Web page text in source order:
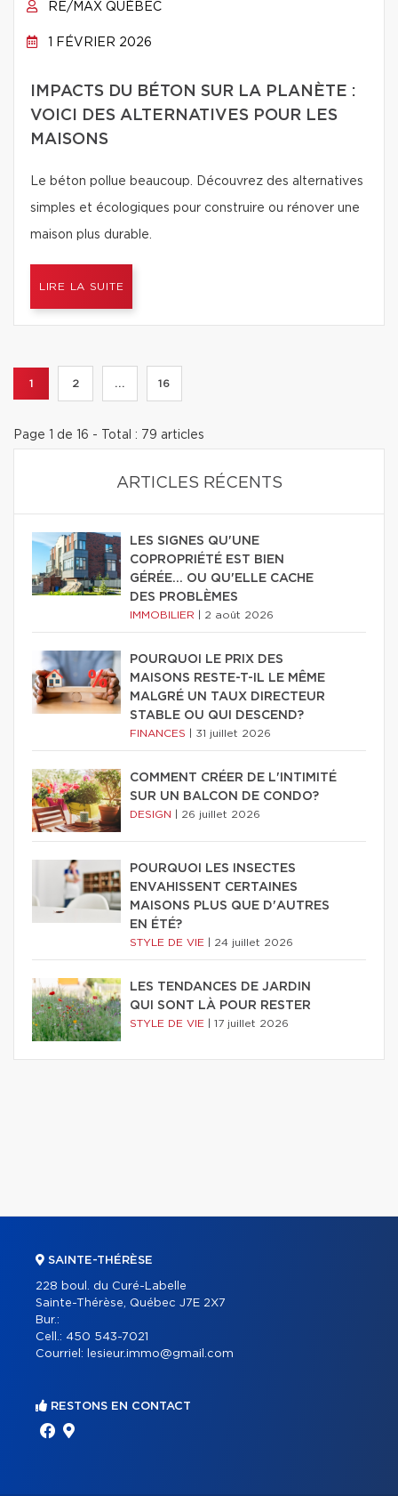
RE/MAX QUÉBEC
1 FÉVRIER 2026
IMPACTS DU BÉTON SUR LA PLANÈTE :
VOICI DES ALTERNATIVES POUR LES
MAISONS
Le béton pollue beaucoup. Découvrez des alternatives
simples et écologiques pour construire ou rénover une
maison plus durable.
LIRE LA SUITE
1 2 ... 16
Page 1 de 16 - Total : 79 articles
ARTICLES RÉCENTS
LES SIGNES QU'UNE
COPROPRIÉTÉ EST BIEN
GÉRÉE… OU QU'ELLE CACHE
DES PROBLÈMES
IMMOBILIER 2 août 2026
POURQUOI LE PRIX DES
MAISONS RESTE-T-IL LE MÊME
MALGRÉ UN TAUX DIRECTEUR
STABLE OU QUI DESCEND?
FINANCES 31 juillet 2026
COMMENT CRÉER DE L'INTIMITÉ
SUR UN BALCON DE CONDO?
DESIGN 26 juillet 2026
POURQUOI LES INSECTES
ENVAHISSENT CERTAINES
MAISONS PLUS QUE D'AUTRES
EN ÉTÉ?
STYLE DE VIE 24 juillet 2026
LES TENDANCES DE JARDIN
QUI SONT LÀ POUR RESTER
STYLE DE VIE 17 juillet 2026
SAINTE-THÉRÈSE
228 boul. du Curé-Labelle
Sainte-Thérèse, Québec J7E 2X7
Bur.:
Cell.: 450 543-7021
Courriel:
lesieur.immo@gmail.com
RESTONS EN CONTACT